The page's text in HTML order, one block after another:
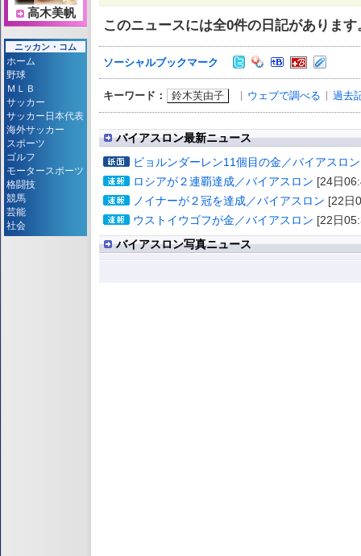
このニュースには全0件の日記があります
ソーシャルブックマーク
キーワード： 鈴木芙由子 ウェブで調べる 過去
バイアスロン最新ニュース
ビョルンダーレン11個目の金／バイアスロン
ロシアが２連覇達成／バイアスロン [24日
ノイナーが２冠を達成／バイアスロン [22日
ウストイウゴフが金／バイアスロン [22日
バイアスロン写真ニュース
高木美帆
ニッカン・コム
ホーム
野球
ＭＬＢ
サッカー
サッカー日本代表
海外サッカー
スポーツ
ゴルフ
モータースポーツ
格闘技
競馬
芸能
社会